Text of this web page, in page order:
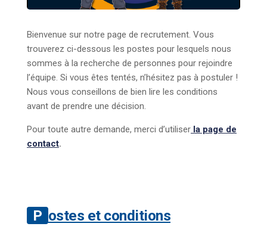
Bienvenue sur notre page de recrutement. Vous
trouverez ci-dessous les postes pour lesquels nous
sommes à la recherche de personnes pour rejoindre
l’équipe. Si vous êtes tentés, n’hésitez pas à postuler !
Nous vous conseillons de bien lire les conditions
avant de prendre une décision.
Pour toute autre demande, merci d’utiliser la page de
contact.
Postes et conditions